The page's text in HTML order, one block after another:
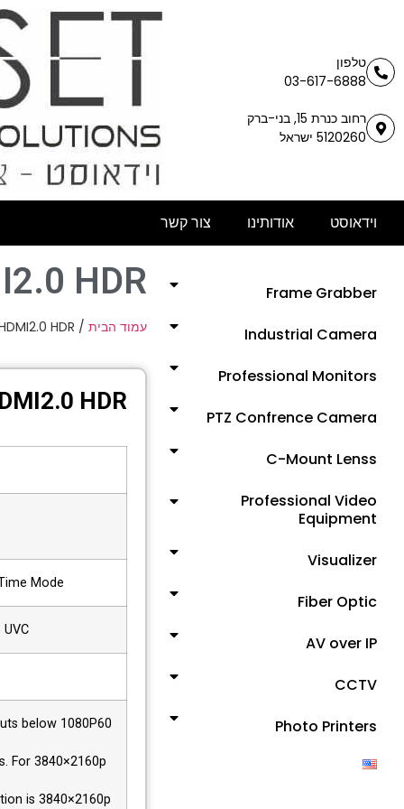
טלפון
03-617-6888
רחוב כנרת 15, בני-ברק
5120260 ישראל
וידאוסט אודותינו צור קשר
Frame Grabber
Industrial Camera
Professional Monitors
PTZ Confrence Camera
C-Mount Lenss
Professional Video
Equipment
Visualizer
Fiber Optic
AV over IP
CCTV
Photo Printers
HDR
עמוד הבית /
HDR
HDR
Mode
below 1080P60
For 3840×2160p
is 3840×2160p